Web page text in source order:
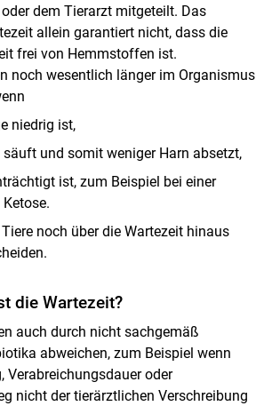
dem Tierarzt mitgeteilt. Das
allein garantiert nicht, dass die
frei von Hemmstoffen ist.
noch wesentlich länger im Organismus
niedrig ist,
und somit weniger Harn absetzt,
ist, zum Beispiel bei einer
noch über die Wartezeit hinaus
die Wartezeit?
auch durch nicht sachgemäß
abweichen, zum Beispiel wenn
Verabreichungsdauer oder
nicht der tierärztlichen Verschreibung